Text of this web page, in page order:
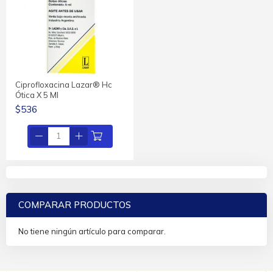
Ciprofloxacina Lazar® Hc
Ótica X 5 Ml
$536
COMPARAR PRODUCTOS
No tiene ningún artículo para comparar.